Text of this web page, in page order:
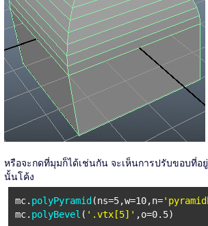
หรือจะกดที่มุมก็ได้เช่นกัน จะเห็นการปรับขอบที่อ
นั้นโค้ง
mc. polyPyramid (ns=5,w=10,n=
mc. polyBevel ( '.vtx[5]' ,o=0.5)